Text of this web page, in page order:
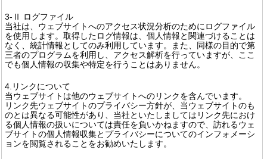
3-Ⅱ ログファイル
当社は、ウェブサイトへのアクセス状況分析のためにログファイル
を使用します。取得したログ情報は、個人情報と関連づけることは
なく、統計情報としてのみ利用しています。また、同様の目的で第
三者のプログラムを利用し、アクセス解析を行っていますが、ここ
でも個人情報の収集や特定を行うことはありません。
4.リンクについて
当ウェブサイトは他のウェブサイトへのリンクを含んでいます。
リンク先ウェブサイトのプライバシー方針が、当ウェブサイトのも
のとは異なる可能性があり、当社といたしましてはリンク先におけ
る個人情報の扱いについては責任を負いかねますので、訪れるウェ
ブサイトの個人情報収集とプライバシーについてのインフォメーシ
ョンを閲覧されることをお勧めいたします。